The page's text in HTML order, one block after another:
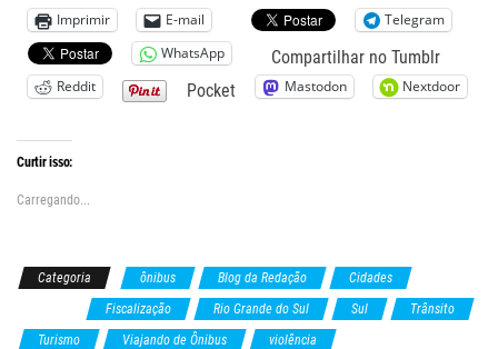
Imprimir E-mail
Telegram
WhatsApp
Compartilhar no Tumblr
Reddit Pocket Mastodon Nextdoor
Curtir isso:
Carregando...
Categoria ônibus Blog da Redação
Cidades
Fiscalização Rio Grande do Sul Sul
Trânsito
Turismo
Viajando de Ônibus violência